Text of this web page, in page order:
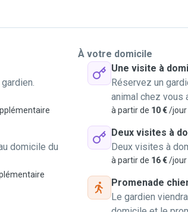
domicile du
À votre domicile
Une visite à
Réservez un
animal chez vous
à partir de 10 €/jour
Deux visites à
Deux visites à
à partir de 16 €/jour
Promenade
Le gardien